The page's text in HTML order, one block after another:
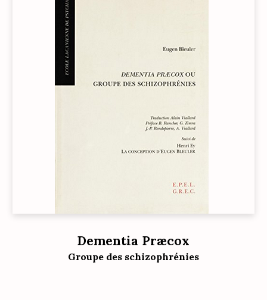
Dementia Præcox
Groupe des schizophrénies